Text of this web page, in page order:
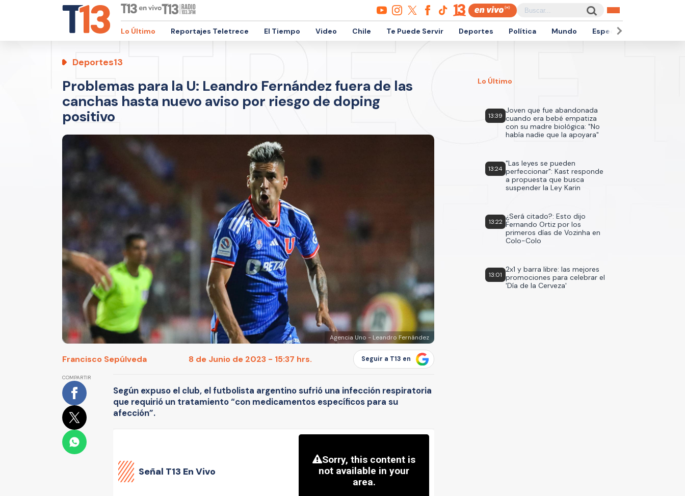
Lo Último Reportajes Teletrece El Tiempo Video Chile Te Puede Servir Deportes Política Mundo Espectáculos
Deportes13
Problemas para la U: Leandro Fernández fuera de las
canchas hasta nuevo aviso por riesgo de doping
positivo
Agencia Uno - Leandro Fernández
Francisco Sepúlveda 8 de Junio de 2023 - 15:37 hrs. Seguir a T13 en
COMPARTIR
Según expuso el club, el futbolista argentino sufrió una infección respiratoria
que requirió un tratamiento “con medicamentos específicos para su
afección”.
Señal T13 En Vivo
Lo Último
13:39
Joven que fue abandonada
cuando era bebé empatiza
con su madre biológica: "No
había nadie que la apoyara"
13:24
"Las leyes se pueden
perfeccionar": Kast responde
a propuesta que busca
suspender la Ley Karin
13:22
¿Será citado?: Esto dijo
Fernando Ortiz por los
primeros días de Vozinha en
Colo-Colo
13:01
2x1 y barra libre: las mejores
promociones para celebrar el
'Día de la Cerveza'